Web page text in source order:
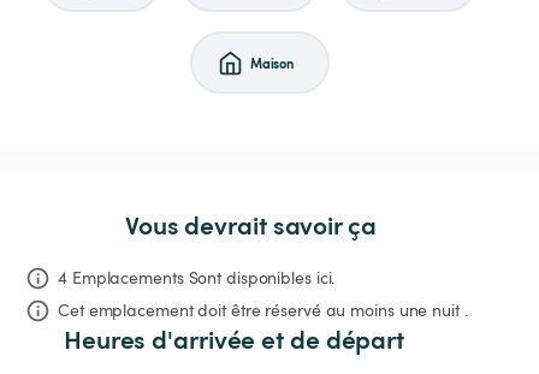
Maison
Vous devrait savoir ça
4 Emplacements Sont disponibles ici.
Cet emplacement doit être réservé au moins une nuit .
Heures d'arrivée et de départ